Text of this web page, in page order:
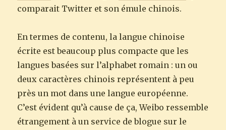
comparait Twitter et son émule chinois.
En termes de contenu, la langue chinoise
écrite est beaucoup plus compacte que les
langues basées sur l’alphabet romain : un ou
deux caractères chinois représentent à peu
près un mot dans une langue européenne.
C’est évident qu’à cause de ça, Weibo ressemble
étrangement à un service de blogue sur le